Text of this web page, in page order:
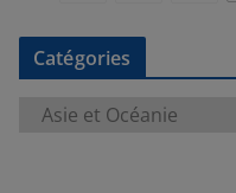
Catégories